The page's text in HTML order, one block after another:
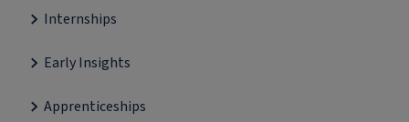
Internships
Early Insights
Apprenticeships